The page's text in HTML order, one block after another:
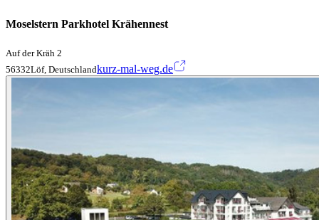
Moselstern Parkhotel Krähennest
Auf der Kräh 2
56332Löf, Deutschlandkurz-mal-weg.de